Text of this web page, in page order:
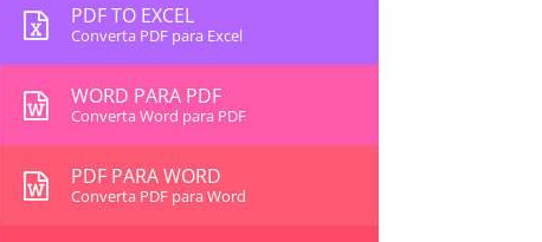
PDF TO EXCEL
Converta PDF para Excel
WORD PARA PDF
Converta Word para PDF
PDF PARA WORD
Converta PDF para Word